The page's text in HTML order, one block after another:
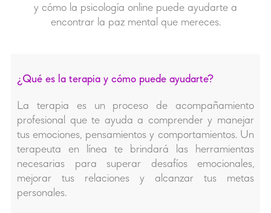
y cómo la psicología online puede ayudarte a
encontrar la paz mental que mereces.
¿Qué es la terapia y cómo puede ayudarte?
La terapia es un proceso de acompañamiento
profesional que te ayuda a comprender y manejar
tus emociones, pensamientos y comportamientos. Un
terapeuta en línea te brindará las herramientas
necesarias para superar desafíos emocionales,
mejorar tus relaciones y alcanzar tus metas
personales.